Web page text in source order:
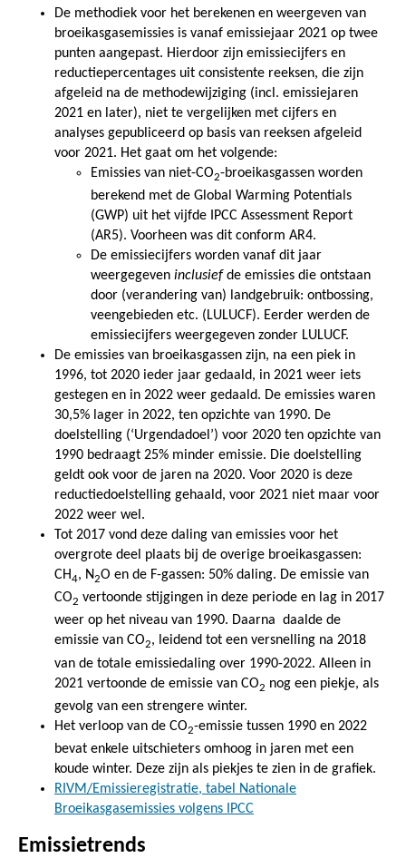
De methodiek voor het berekenen en weergeven van
broeikasgasemissies is vanaf emissiejaar 2021 op twee
punten aangepast. Hierdoor zijn emissiecijfers en
reductiepercentages uit consistente reeksen, die zijn
afgeleid na de methodewijziging (incl. emissiejaren
2021 en later), niet te vergelijken met cijfers en
analyses gepubliceerd op basis van reeksen afgeleid
voor 2021. Het gaat om het volgende:
Emissies van niet-CO2-broeikasgassen worden
berekend met de Global Warming Potentials
(GWP) uit het vijfde IPCC Assessment Report
(AR5). Voorheen was dit conform AR4.
De emissiecijfers worden vanaf dit jaar
weergegeven inclusief de emissies die ontstaan
door (verandering van) landgebruik: ontbossing,
veengebieden etc. (LULUCF). Eerder werden de
emissiecijfers weergegeven zonder LULUCF.
De emissies van broeikasgassen zijn, na een piek in
1996, tot 2020 ieder jaar gedaald, in 2021 weer iets
gestegen en in 2022 weer gedaald. De emissies waren
30,5% lager in 2022, ten opzichte van 1990. De
doelstelling (‘Urgendadoel’) voor 2020 ten opzichte van
1990 bedraagt 25% minder emissie. Die doelstelling
geldt ook voor de jaren na 2020. Voor 2020 is deze
reductiedoelstelling gehaald, voor 2021 niet maar voor
2022 weer wel.
Tot 2017 vond deze daling van emissies voor het
overgrote deel plaats bij de overige broeikasgassen:
CH4, N2O en de F-gassen: 50% daling. De emissie van
CO2 vertoonde stijgingen in deze periode en lag in 2017
weer op het niveau van 1990. Daarna daalde de
emissie van CO2, leidend tot een versnelling na 2018
van de totale emissiedaling over 1990-2022. Alleen in
2021 vertoonde de emissie van CO2 nog een piekje, als
gevolg van een strengere winter.
Het verloop van de CO2-emissie tussen 1990 en 2022
bevat enkele uitschieters omhoog in jaren met een
koude winter. Deze zijn als piekjes te zien in de grafiek.
RIVM/Emissieregistratie, tabel Nationale
Broeikasgasemissies volgens IPCC
Emissietrends